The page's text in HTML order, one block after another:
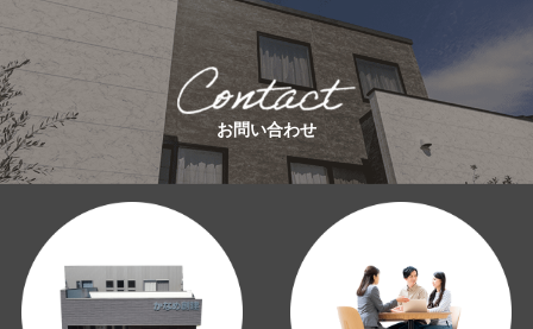
お問い合わせ